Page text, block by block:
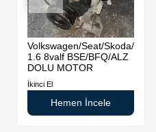
Volkswagen/Seat/Skoda/Audi
1.6 8valf BSE/BFQ/ALZ
DOLU MOTOR
İkinci El
Hemen İncele